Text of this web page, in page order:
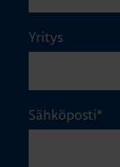
Yritys
Sähköposti*